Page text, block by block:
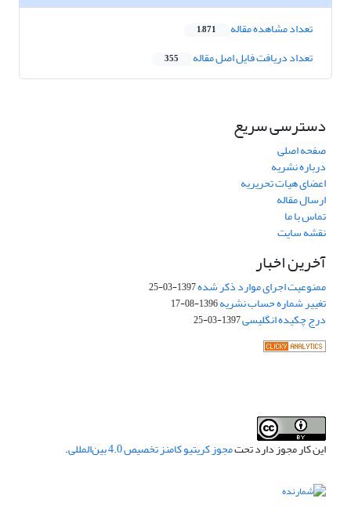
تعداد مشاهده مقاله 1,871
تعداد دریافت فایل اصل مقاله 355
دسترسی سریع
صفحه اصلی
درباره نشریه
اعضای هیات تحریریه
ارسال مقاله
تماس با ما
نقشه سایت
آخرین اخبار
ممنوعیت اجرای موارد ذکر شده1397-03-25
تغییر شماره حساب نشریه1396-08-17
درج چکیده انگلیسی1397-03-25
این کار مجوز دارد تحتمجوز کریتیو کامنز تخصیص 4.0 بین‌المللی .